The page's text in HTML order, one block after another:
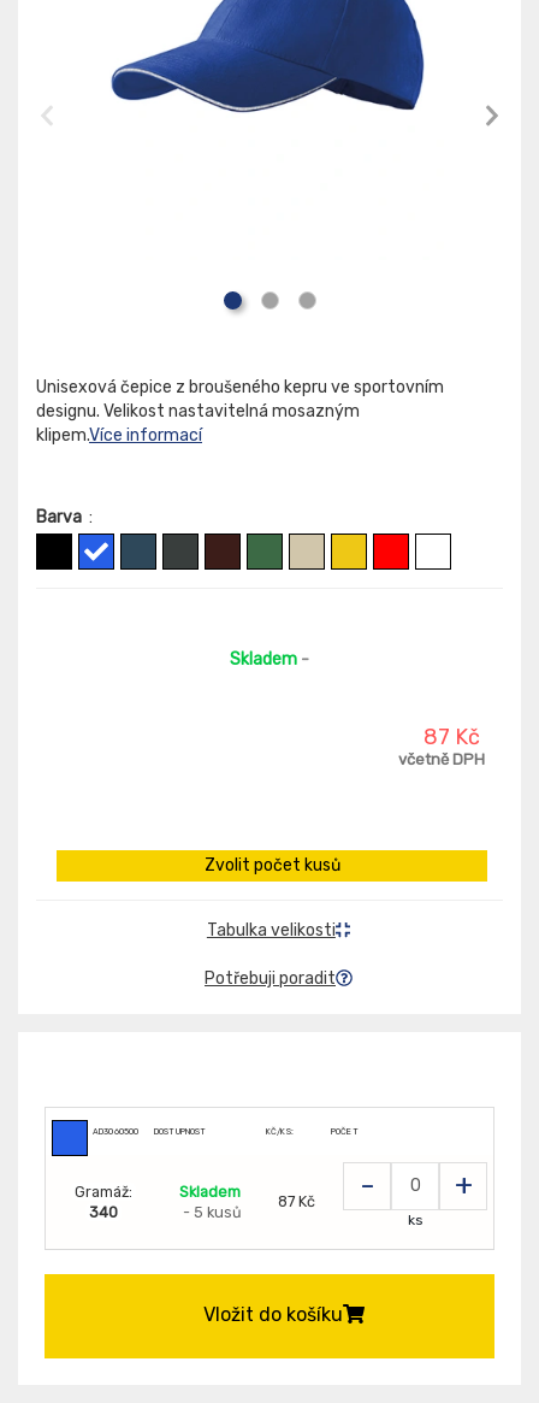
Unisexová čepice z broušeného kepru ve sportovním
designu. Velikost nastavitelná mosazným
klipem.Více informací
Barva :
Skladem -
87 Kč
včetně DPH
Zvolit počet kusů
Tabulka velikosti
Potřebuji poradit
AD3060500 DOSTUPNOST KČ/KS: POČET
Gramáž:
340
Skladem
- 5 kusů
87 Kč - +
ks
Vložit do košíku